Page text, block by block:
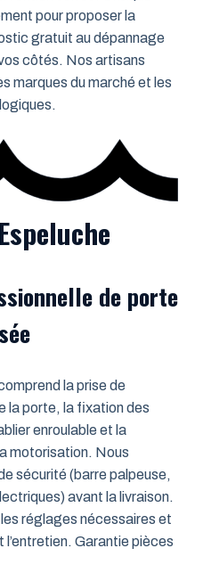
pour proposer la
gratuit au dépannage
côtés. Nos artisans
marques du marché et les
de porte
la prise de
la porte, la fixation des
enroulable et la
motorisation. Nous
sécurité (barre palpeuse,
avant la livraison.
réglages nécessaires et
l’entretien. Garantie pièces